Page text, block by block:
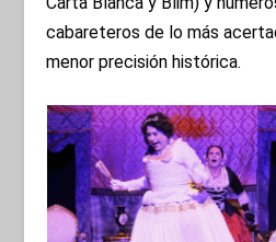
cabareteros de lo más
menor precisión histórica.